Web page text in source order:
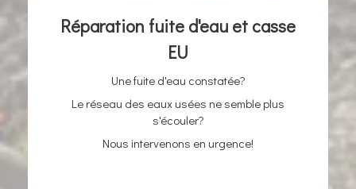
Réparation fuite d'eau et casse
EU
Une fuite d'eau constatée?
Le réseau des eaux usées ne semble plus
s'écouler?
Nous intervenons en urgence!